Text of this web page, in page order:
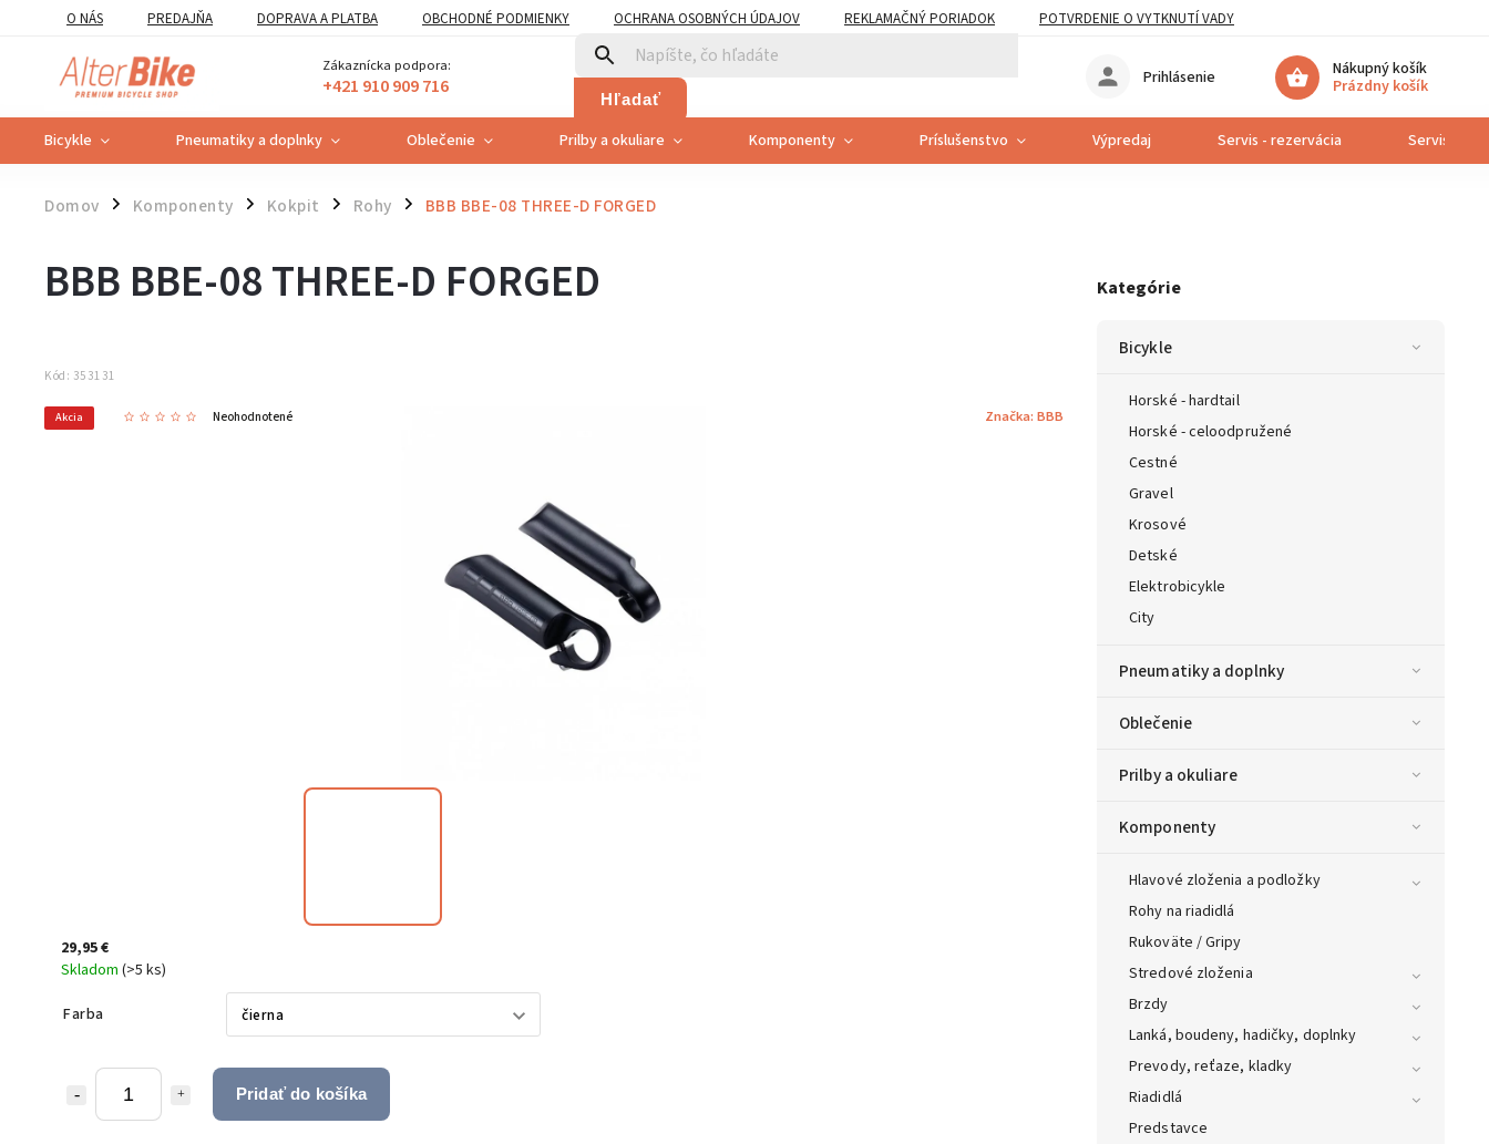
O NÁS PREDAJŇA DOPRAVA A PLATBA OBCHODNÉ PODMIENKY OCHRANA OSOBNÝCH ÚDAJOV REKLAMAČNÝ PORIADOK
POTVRDENIE O VYTKNUTÍ VADY
POUČENIE O UPLATNENÍ PRÁVA SPOTREBITEĽA NA ODSTÚPENIE
Zákaznícka podpora:
+421 910 909 716 Hľadať
Nákupný košík
Prázdny košík
Prihlásenie
Bicykle Pneumatiky a doplnky Oblečenie Prilby a okuliare Komponenty Príslušenstvo Výpredaj Servis - rezervácia Servis
Domov / Komponenty / Kokpit / Rohy / BBB BBE-08 THREE-D FORGED
Kategórie
Bicykle
Horské - hardtail
Horské - celoodpružené
Cestné
Gravel
Krosové
Detské
Elektrobicykle
City
Pneumatiky a doplnky
Oblečenie
Prilby a okuliare
Komponenty
Hlavové zloženia a podložky
Rohy na riadidlá
Rukoväte / Gripy
Stredové zloženia
Brzdy
Lanká, boudeny, hadičky, doplnky
Prevody, reťaze, kladky
Riadidlá
Predstavce
BBB BBE-08 THREE-D FORGED
Kód: 353131
Akcia Neohodnotené Značka: BBB
29,95 €
Skladom (>5 ks)
Farba
Pridať do košíka